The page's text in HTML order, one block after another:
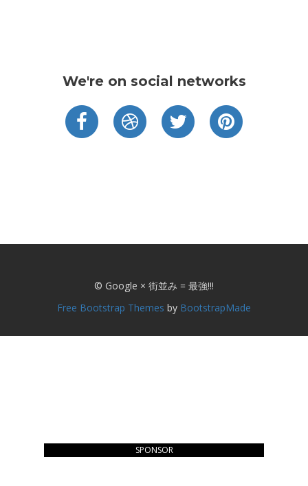
We're on social networks
© Google × 街並み = 最強!!!
Free Bootstrap Themes by BootstrapMade
SPONSOR